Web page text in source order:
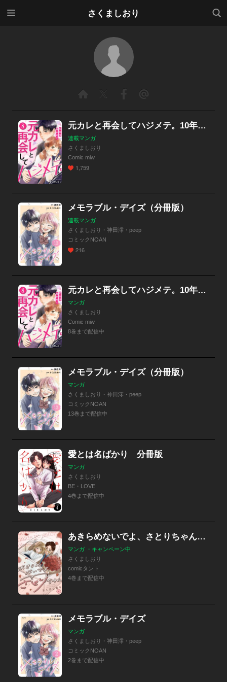
さくましおり
検索
元カレと再会してハジメテ。10年分抱かせて
連載マンガ
さくましおり
Comic miw
1,759
メモラブル・デイズ（分冊版）
連載マンガ
さくましおり・神田澪・peep
コミックNOAN
216
元カレと再会してハジメテ。10年分抱かせて
マンガ
さくましおり
Comic miw
8巻まで配信中
メモラブル・デイズ（分冊版）
マンガ
さくましおり・神田澪・peep
コミックNOAN
13巻まで配信中
愛とは名ばかり 分冊版
マンガ
さくましおり
BE・LOVE
4巻まで配信中
あきらめないでよ、さとりちゃん（分冊版）
マンガ ・キャンペーン中
さくましおり
comicタント
4巻まで配信中
メモラブル・デイズ
マンガ
さくましおり・神田澪・peep
コミックNOAN
2巻まで配信中